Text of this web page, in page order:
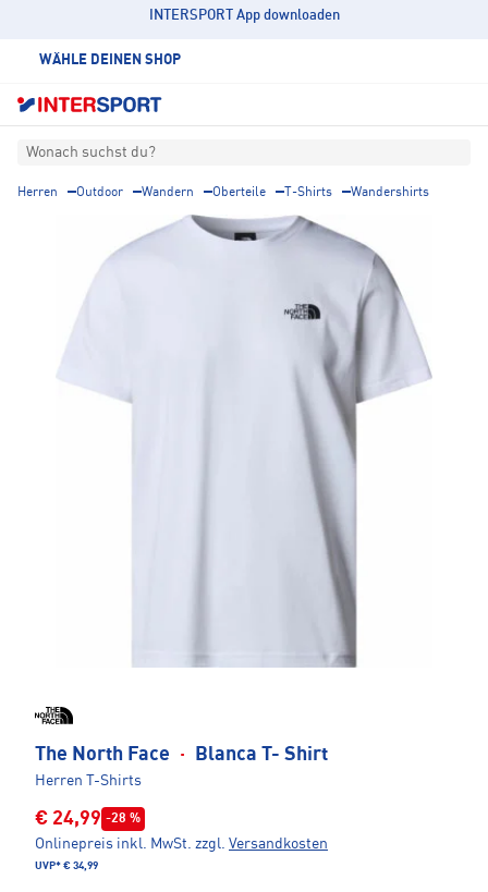
INTERSPORT App downloaden
WÄHLE DEINEN SHOP
Wonach suchst du?
Herren Outdoor Wandern Oberteile T-Shirts Wandershirts
The North Face · Blanca T- Shirt
Herren T-Shirts
€ 24,99 -28 %
Onlinepreis inkl. MwSt. zzgl. Versandkosten
UVP* € 34,99